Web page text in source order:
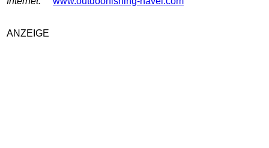
ANZEIGE